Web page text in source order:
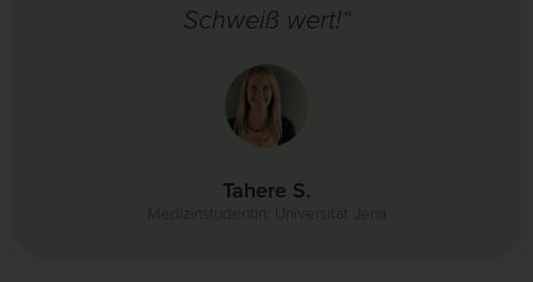
Schweiß wert!“
Tahere S.
Medizinstudentin, Universität Jena